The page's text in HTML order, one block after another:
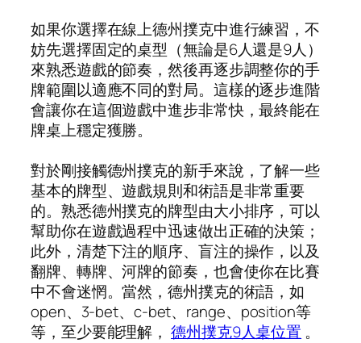
如果你選擇在線上德州撲克中進行練習，不
妨先選擇固定的桌型（無論是6人還是9人）
來熟悉遊戲的節奏，然後再逐步調整你的手
牌範圍以適應不同的對局。這樣的逐步進階
會讓你在這個遊戲中進步非常快，最終能在
牌桌上穩定獲勝。
對於剛接觸德州撲克的新手來說，了解一些
基本的牌型、遊戲規則和術語是非常重要
的。熟悉德州撲克的牌型由大小排序，可以
幫助你在遊戲過程中迅速做出正確的決策；
此外，清楚下注的順序、盲注的操作，以及
翻牌、轉牌、河牌的節奏，也會使你在比賽
中不會迷惘。當然，德州撲克的術語，如
open、3-bet、c-bet、range、position等
等，至少要能理解， 德州撲克9人桌位置 。